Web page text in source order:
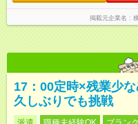
掲載元企業名
17：00定時×残業少
久しぶりでも挑戦